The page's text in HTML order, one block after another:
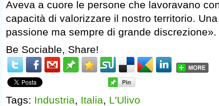
Aveva a cuore le persone che lavoravano
capacità di valorizzare il nostro territorio.
passione ma sempre di grande discrezione».
Be Sociable, Share!
Tags: Industria Italia L'Ulivo